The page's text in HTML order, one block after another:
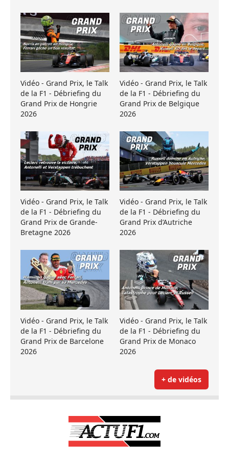
Vidéo - Grand Prix, le Talk
de la F1 - Débriefing du
Grand Prix de Hongrie
2026
Vidéo - Grand Prix, le Talk
de la F1 - Débriefing du
Grand Prix de Belgique
2026
Vidéo - Grand Prix, le Talk
de la F1 - Débriefing du
Grand Prix de Grande-
Bretagne 2026
Vidéo - Grand Prix, le Talk
de la F1 - Débriefing du
Grand Prix d’Autriche
2026
Vidéo - Grand Prix, le Talk
de la F1 - Débriefing du
Grand Prix de Barcelone
2026
Vidéo - Grand Prix, le Talk
de la F1 - Débriefing du
Grand Prix de Monaco
2026
+ de vidéos